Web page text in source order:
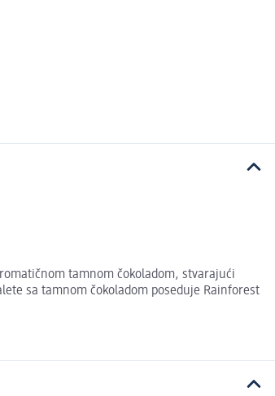
tamnom čokoladom, stvarajući
sa tamnom čokoladom poseduje Rainforest